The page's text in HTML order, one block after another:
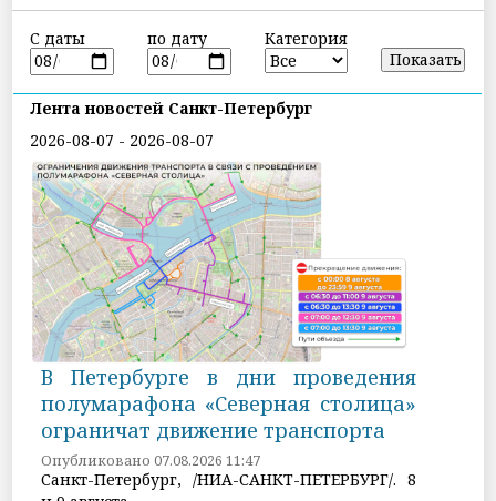
С даты по дату Категория
Лента новостей Санкт-Петербург
2026-08-07 - 2026-08-07
В Петербурге в дни проведения
полумарафона «Северная столица»
ограничат движение транспорта
Опубликовано 07.08.2026 11:47
Санкт-Петербург, /НИА-САНКТ-ПЕТЕРБУРГ/. 8